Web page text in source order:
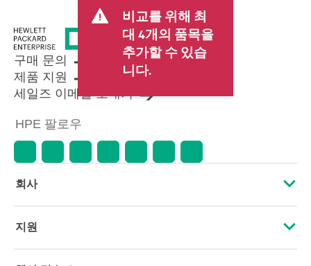
며 판매세/VAT 및 배송 등 기타 수수
료가 포함될 수 있습니다. 리셀러가
설정한 트랜잭션 가격은 다른 리셀
러가 설정한 가격 및 표시 가격과 다
를 수 있습니다. 표시 가격에는 기간
한정 프로모션 혜택이 포함될 수 있
습니다. HPE는 시장 상황 변화, 제품
수명 종료, 광고 오류 등을 포함하되
이에 국한되지 않는 사유로 언제든
지 가격을 조정할 권리를 보유합니
비교를 위해 최
대 4개의 품목을
추가할 수 있습
니다.
구매 문의
제품 지원
세일즈 이메일 보내기
HPE 팔로우
회사
HPE 소개
지원
운영 지원 서비스